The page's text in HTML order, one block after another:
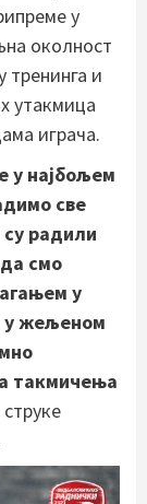
у
околност
тренинга и
утакмица
играча.
у најбољем
све
радили
смо
у
у жељеном
такмичења